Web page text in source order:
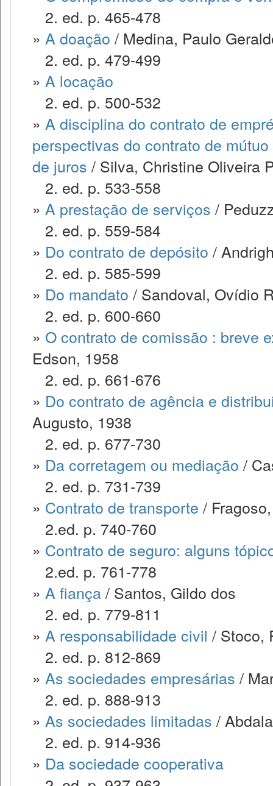
2. ed. p. 465-478
» A doação / Medina, Paulo
2. ed. p. 479-499
» A locação
2. ed. p. 500-532
» A disciplina do contrato de
perspectivas do contrato de
de juros / Silva, Christine Oliveira
2. ed. p. 533-558
» A prestação de serviços /
2. ed. p. 559-584
» Do contrato de depósito /
2. ed. p. 585-599
» Do mandato / Sandoval, Ovídio
2. ed. p. 600-660
» O contrato de comissão : breve
Edson, 1958
2. ed. p. 661-676
» Do contrato de agência e
Augusto, 1938
2. ed. p. 677-730
» Da corretagem ou mediação /
2. ed. p. 731-739
» Contrato de transporte /
2.ed. p. 740-760
» Contrato de seguro: alguns
2.ed. p. 761-778
» A fiança/ Santos, Gildo dos
2. ed. p. 779-811
» A responsabilidade civil / Stoco,
2. ed. p. 812-869
» As sociedades empresárias /
2. ed. p. 888-913
» As sociedades limitadas /
2. ed. p. 914-936
» Da sociedade cooperativa